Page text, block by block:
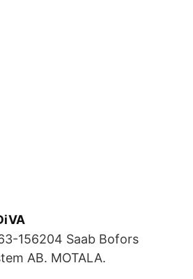
156204 Saab Bofors
AB. MOTALA.